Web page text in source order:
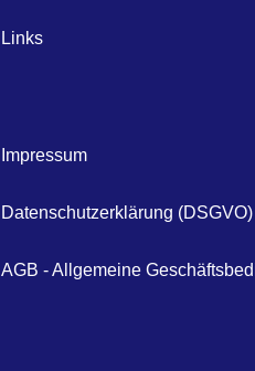
Links
Impressum
Datenschutzerklärung (DSGVO)
AGB - Allgemeine